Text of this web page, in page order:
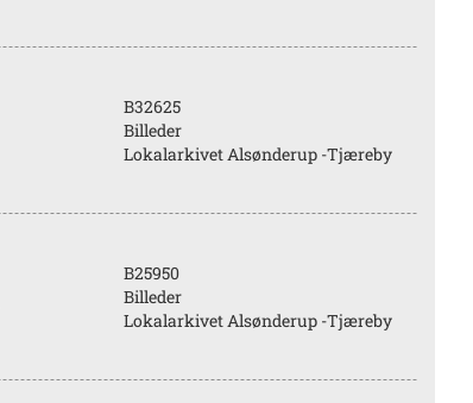
B32625
Billeder
Lokalarkivet Alsønderup -Tjæreby
B25950
Billeder
Lokalarkivet Alsønderup -Tjæreby